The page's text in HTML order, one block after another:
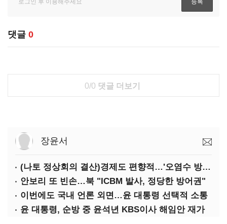
댓글 0
0/0 댓글 더보기
장윤서
(나토 정상회의 결산)경제도 편향적…'오염수 방류'만 용인
안보리 또 빈손…북 "ICBM 발사, 정당한 방어권"
이번에도 국내 언론 외면…윤 대통령 선택적 소통
윤 대통령, 순방 중 윤석년 KBS이사 해임안 재가